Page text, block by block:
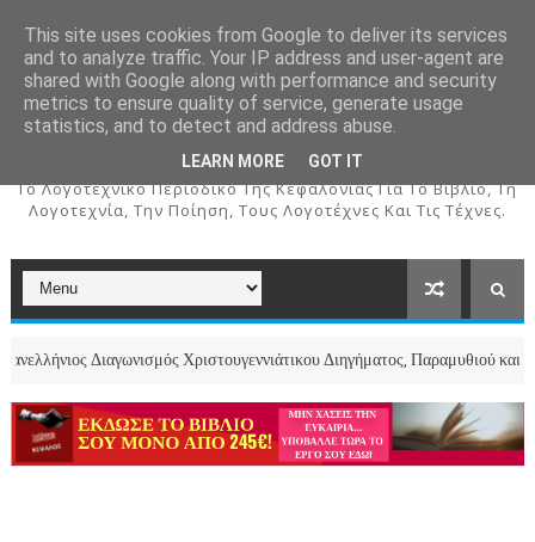
ΚΕΦΑΛΟΣ
To Λογοτεχνικό Περιοδικό Της Κεφαλονιάς Για Το Βιβλίο, Τη
Λογοτεχνία, Την Ποίηση, Τους Λογοτέχνες Και Τις Τέχνες.
Χριστουγεννιάτικου Διηγήματος, Παραμυθιού και Ποιήματος
This site uses cookies from Google to deliver its services
and to analyze traffic. Your IP address and user-agent are
shared with Google along with performance and security
metrics to ensure quality of service, generate usage
statistics, and to detect and address abuse.
LEARN MORE GOT IT